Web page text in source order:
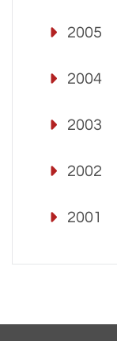
2005
2004
2003
2002
2001